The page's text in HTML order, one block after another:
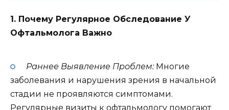
1. Почему Регулярное Обследование У
Офтальмолога Важно
Раннее Выявление Проблем:Многие
заболевания и нарушения зрения в начальной
стадии не проявляются симптомами.
Регулярные визиты к офтальмологу помогают